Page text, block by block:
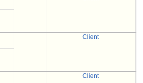
Client
Client